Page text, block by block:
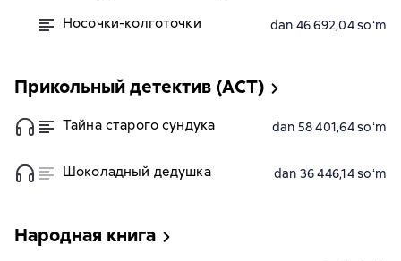
Носочки-колготочки dan 46 692,04 soʻm
Прикольный детектив (АСТ)
Тайна старого сундука dan 58 401,64 soʻm
Шоколадный дедушка dan 36 446,14 soʻm
Народная книга